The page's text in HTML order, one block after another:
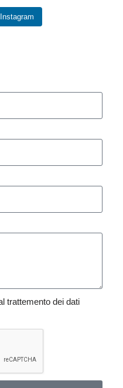
trattemento dei dati